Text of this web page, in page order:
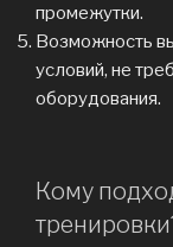
промежутки.
Возможность
условий, не
оборудования.
Кому